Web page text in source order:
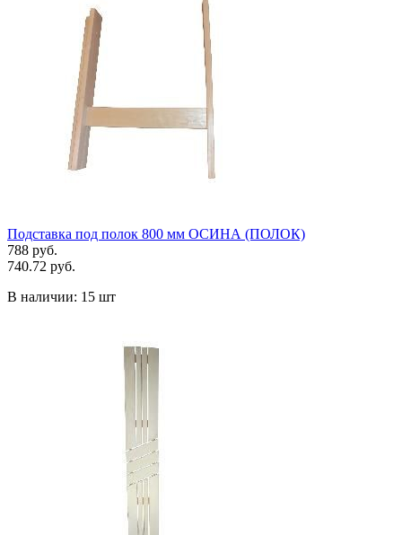
Подставка под полок 800 мм ОСИНА (ПОЛОК)
788 руб.
740.72 руб.
В наличии: 15 шт